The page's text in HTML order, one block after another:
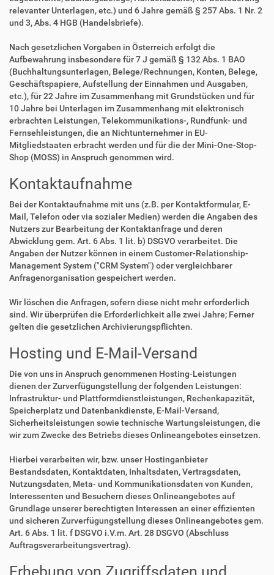
relevanter Unterlagen, etc.) und 6 Jahre gemäß § 257 Abs. 1 Nr. 2
und 3, Abs. 4 HGB (Handelsbriefe).
Nach gesetzlichen Vorgaben in Österreich erfolgt die
Aufbewahrung insbesondere für 7 J gemäß § 132 Abs. 1 BAO
(Buchhaltungsunterlagen, Belege/Rechnungen, Konten, Belege,
Geschäftspapiere, Aufstellung der Einnahmen und Ausgaben,
etc.), für 22 Jahre im Zusammenhang mit Grundstücken und für
10 Jahre bei Unterlagen im Zusammenhang mit elektronisch
erbrachten Leistungen, Telekommunikations-, Rundfunk- und
Fernsehleistungen, die an Nichtunternehmer in EU-
Mitgliedstaaten erbracht werden und für die der Mini-One-Stop-
Shop (MOSS) in Anspruch genommen wird.
Kontaktaufnahme
Bei der Kontaktaufnahme mit uns (z.B. per Kontaktformular, E-
Mail, Telefon oder via sozialer Medien) werden die Angaben des
Nutzers zur Bearbeitung der Kontaktanfrage und deren
Abwicklung gem. Art. 6 Abs. 1 lit. b) DSGVO verarbeitet. Die
Angaben der Nutzer können in einem Customer-Relationship-
Management System ("CRM System") oder vergleichbarer
Anfragenorganisation gespeichert werden.
Wir löschen die Anfragen, sofern diese nicht mehr erforderlich
sind. Wir überprüfen die Erforderlichkeit alle zwei Jahre; Ferner
gelten die gesetzlichen Archivierungspflichten.
Hosting und E-Mail-Versand
Die von uns in Anspruch genommenen Hosting-Leistungen
dienen der Zurverfügungstellung der folgenden Leistungen:
Infrastruktur- und Plattformdienstleistungen, Rechenkapazität,
Speicherplatz und Datenbankdienste, E-Mail-Versand,
Sicherheitsleistungen sowie technische Wartungsleistungen, die
wir zum Zwecke des Betriebs dieses Onlineangebotes einsetzen.
Hierbei verarbeiten wir, bzw. unser Hostinganbieter
Bestandsdaten, Kontaktdaten, Inhaltsdaten, Vertragsdaten,
Nutzungsdaten, Meta- und Kommunikationsdaten von Kunden,
Interessenten und Besuchern dieses Onlineangebotes auf
Grundlage unserer berechtigten Interessen an einer effizienten
und sicheren Zurverfügungstellung dieses Onlineangebotes gem.
Art. 6 Abs. 1 lit. f DSGVO i.V.m. Art. 28 DSGVO (Abschluss
Auftragsverarbeitungsvertrag).